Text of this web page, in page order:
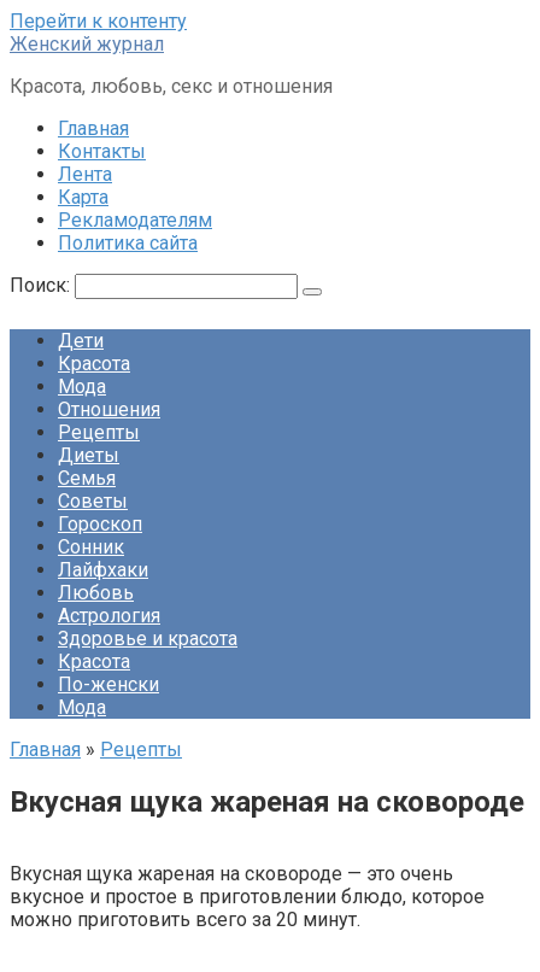
Перейти к контенту
Женский журнал
Красота, любовь, секс и отношения
Главная
Контакты
Лента
Карта
Рекламодателям
Политика сайта
Поиск:
Дети
Красота
Мода
Отношения
Рецепты
Диеты
Семья
Советы
Гороскоп
Сонник
Лайфхаки
Любовь
Астрология
Здоровье и красота
Красота
По-женски
Мода
Главная » Рецепты
Вкусная щука жареная на сковороде
Вкусная щука жареная на сковороде — это очень
вкусное и простое в приготовлении блюдо, которое
можно приготовить всего за 20 минут.